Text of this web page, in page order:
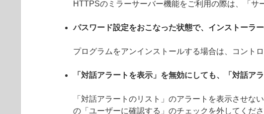
HTTPSのミラーサーバー機能をご利用の際は、「サ
パスワード設定をおこなった状態で、インストーラ
プログラムをアンインストールする場合は、コント
「対話アラートを表示」を無効にしても、「対話ア
「対話アラートのリスト」のアラートを表示させな
の「ユーザーに確認する」のチェックを外してくださ